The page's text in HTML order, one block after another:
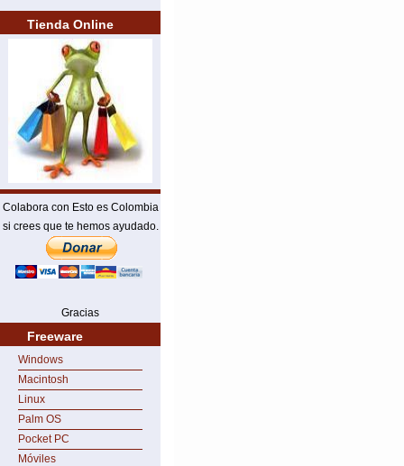
Tienda Online
Colabora con Esto es Colombia
si crees que te hemos ayudado.
Gracias
Freeware
Windows
Macintosh
Linux
Palm OS
Pocket PC
Móviles